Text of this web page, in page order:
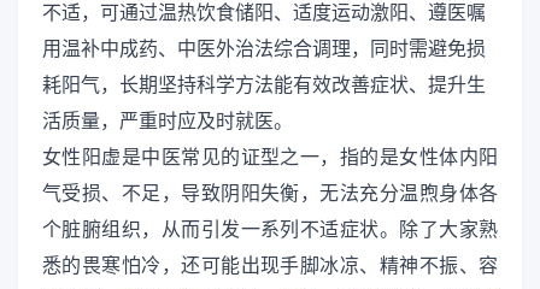
不适，可通过温热饮食储阳、适度运动激阳、遵医嘱
用温补中成药、中医外治法综合调理，同时需避免损
耗阳气，长期坚持科学方法能有效改善症状、提升生
活质量，严重时应及时就医。
女性阳虚是中医常见的证型之一，指的是女性体内阳
气受损、不足，导致阴阳失衡，无法充分温煦身体各
个脏腑组织，从而引发一系列不适症状。除了大家熟
悉的畏寒怕冷，还可能出现手脚冰凉、精神不振、容